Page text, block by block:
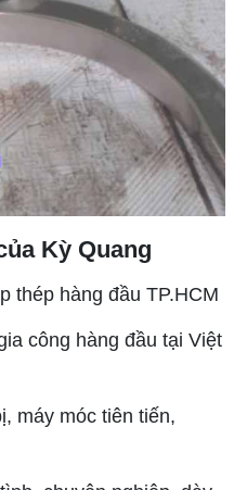
Kỳ Quang
thép hàng đầu TP.HCM
công hàng đầu tại Việt
máy móc tiên tiến,